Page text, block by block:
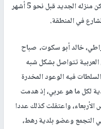
كف من قرية أم بطين، والذي تزوج وسكن منزله الجديد قبل نحو 5 أشهر
في المنطقة.
خالد أبو سكوت، صباح
العربية تتواصل بشكل شبه
فيه الوعود المخدرة
لكل ما هو عربي، إذ هدمت
واعتقلت كذلك عددا
في التجمع وعضو بلدية رهط،